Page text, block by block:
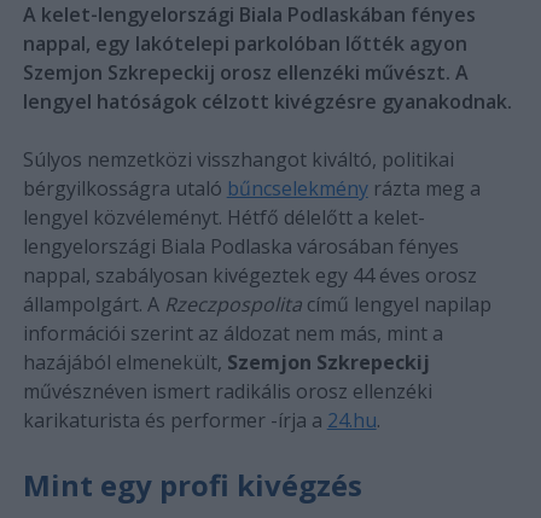
A kelet-lengyelországi Biala Podlaskában fényes
nappal, egy lakótelepi parkolóban lőtték agyon
Szemjon Szkrepeckij orosz ellenzéki művészt. A
lengyel hatóságok célzott kivégzésre gyanakodnak.
Súlyos nemzetközi visszhangot kiváltó, politikai
bérgyilkosságra utaló bűncselekményrázta meg a
lengyel közvéleményt. Hétfő délelőtt a kelet-
lengyelországi Biala Podlaska városában fényes
nappal, szabályosan kivégeztek egy 44 éves orosz
állampolgárt. A Rzeczpospolitacímű lengyel napilap
információi szerint az áldozat nem más, mint a
hazájából elmenekült, Szemjon Szkrepeckij
művésznéven ismert radikális orosz ellenzéki
karikaturista és performer -írja a 24.hu.
Mint egy profi kivégzés